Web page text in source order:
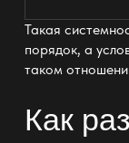
Такая
порядок, а
таком
Как